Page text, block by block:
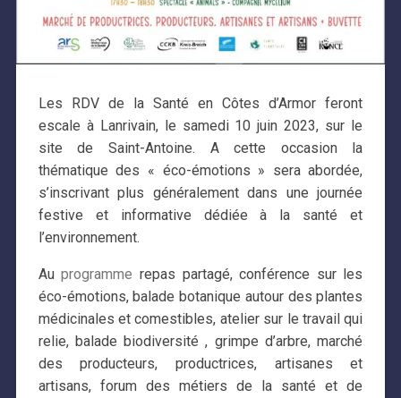
Les RDV de la Santé en Côtes d’Armor feront
escale à Lanrivain, le samedi 10 juin 2023, sur le
site de Saint-Antoine. A cette occasion la
thématique des « éco-émotions » sera abordée,
s’inscrivant plus généralement dans une journée
festive et informative dédiée à la santé et
l’environnement.
Auprogramme repas partagé, conférence sur les
éco-émotions, balade botanique autour des plantes
médicinales et comestibles, atelier sur le travail qui
relie, balade biodiversité , grimpe d’arbre, marché
des producteurs, productrices, artisanes et
artisans, forum des métiers de la santé et de